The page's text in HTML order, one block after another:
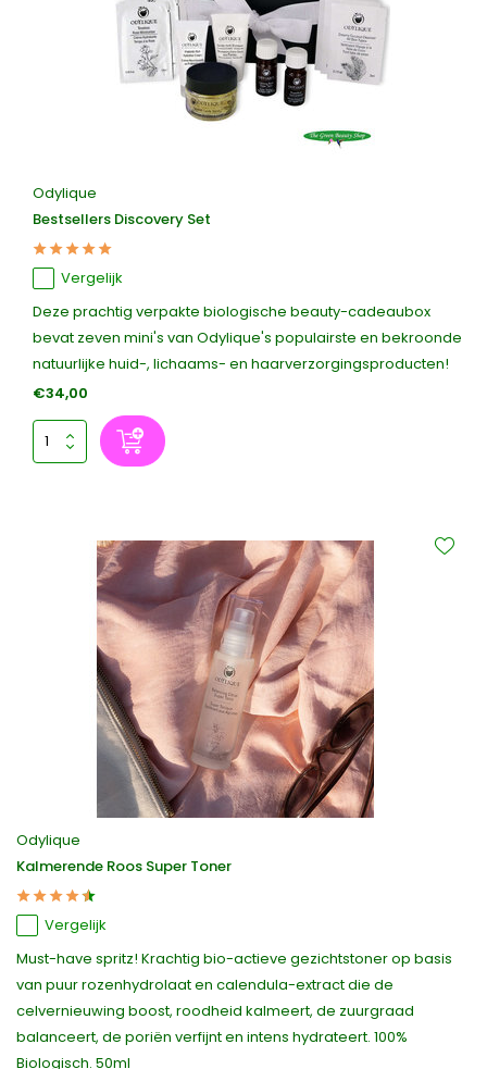
Odylique
Bestsellers Discovery Set
Vergelijk
Deze prachtig verpakte biologische beauty-cadeaubox
bevat zeven mini's van Odylique's populairste en bekroonde
natuurlijke huid-, lichaams- en haarverzorgingsproducten!
€34,00
Odylique
Kalmerende Roos Super Toner
Vergelijk
Must-have spritz! Krachtig bio-actieve gezichtstoner op basis
van puur rozenhydrolaat en calendula-extract die de
celvernieuwing boost, roodheid kalmeert, de zuurgraad
balanceert, de poriën verfijnt en intens hydrateert. 100%
Biologisch. 50ml